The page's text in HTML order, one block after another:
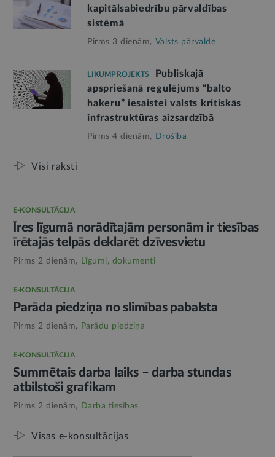
kapitālsabiedrību pārvaldības
sistēmā
Pirms 3 dienām, Valsts pārvalde
LIKUMPROJEKTS
Publiskajā
apspriešanā regulējums “balto
hakeru” iesaistei valsts kritiskās
infrastruktūras aizsardzībā
Pirms 4 dienām, Drošība
Visi raksti
E-KONSULTĀCIJA
Īres līgumā norādītajām personām ir tiesības
īrētajās telpās deklarēt dzīvesvietu
Pirms 2 dienām, Līgumi, dokumenti
E-KONSULTĀCIJA
Parāda piedziņa no slimības pabalsta
Pirms 2 dienām, Parādu piedziņa
E-KONSULTĀCIJA
Summētais darba laiks – darba stundas
atbilstoši grafikam
Pirms 2 dienām, Darba tiesības
Visas e-konsultācijas